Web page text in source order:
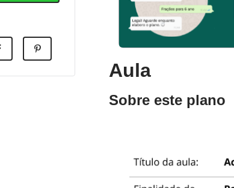
Aula
Sobre este plano